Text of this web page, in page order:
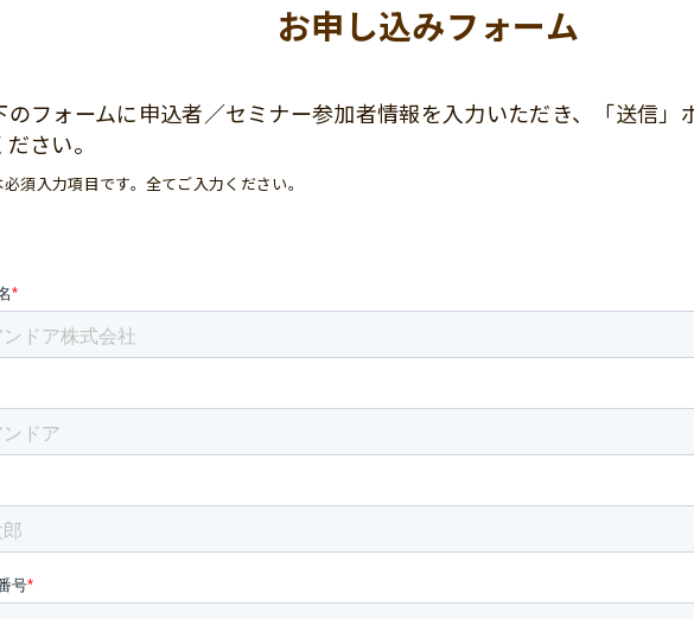
お申し込みフォーム
のフォームに申込者／セミナー参加者情報を入力いただき、「送信」
さい。
必須入力項目です。全てご入力ください。